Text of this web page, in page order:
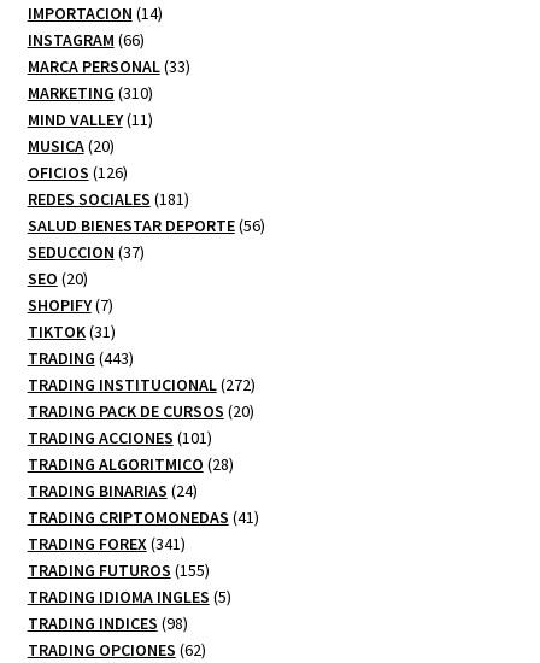
productos
IMPORTACION 1414
INSTAGRAM 6666
productos
MARCA PERSONAL 3333
MARKETING 310310
productos
MIND VALLEY 1111
MUSICA 2020
productos
OFICIOS 126126
productos
REDES SOCIALES 181181
productos
SALUD BIENESTAR DEPORTE 5656
SEDUCCION 3737
SEO 2020
productos
SHOPIFY 77
productos
TIKTOK 3131
productos
TRADING 443443
productos
TRADING INSTITUCIONAL 272272
productos
TRADING PACK DE CURSOS 2020
TRADING ACCIONES 101101
productos
TRADING ALGORITMICO 2828
TRADING BINARIAS 2424
productos
TRADING CRIPTOMONEDAS 4141
TRADING FOREX 341341
productos
TRADING FUTUROS 155155
productos
TRADING IDIOMA INGLES 55
TRADING INDICES 9898
productos
TRADING OPCIONES 6262